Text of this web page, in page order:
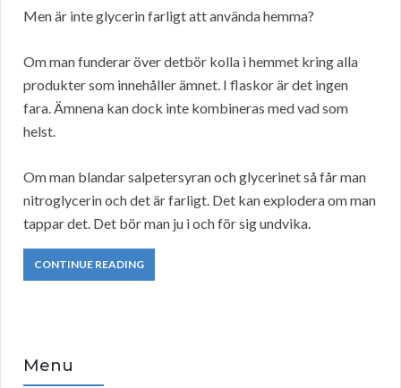
Men är inte glycerin farligt att använda hemma?
Om man funderar över detbör kolla i hemmet kring alla
produkter som innehåller ämnet. I flaskor är det ingen
fara. Ämnena kan dock inte kombineras med vad som
helst.
Om man blandar salpetersyran och glycerinet så får man
nitroglycerin och det är farligt. Det kan explodera om man
tappar det. Det bör man ju i och för sig undvika.
CONTINUE READING
Menu